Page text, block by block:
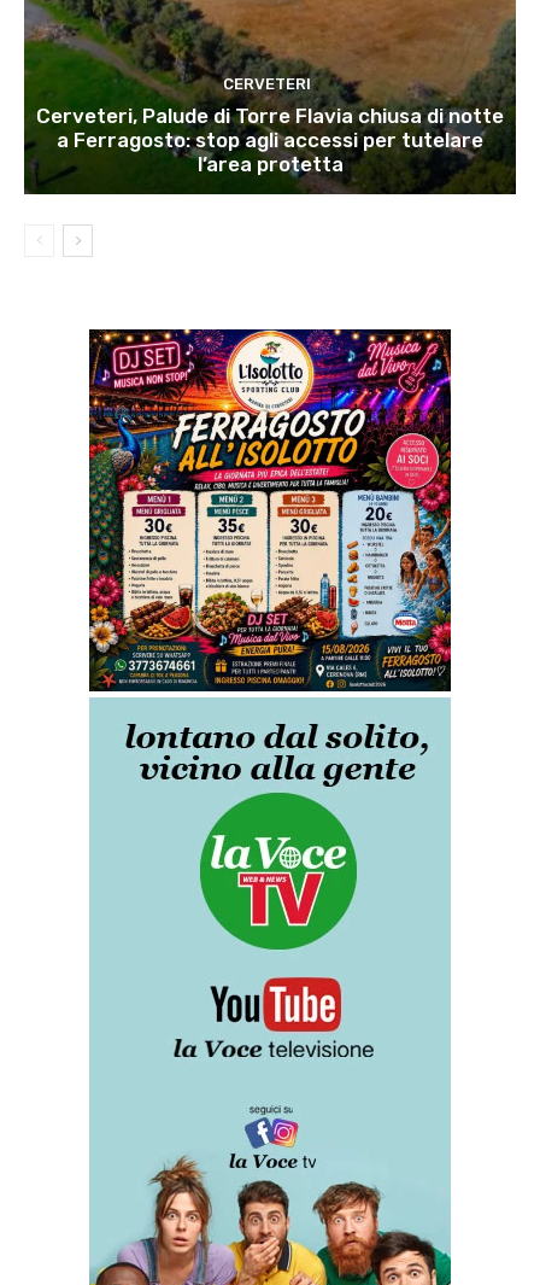
CERVETERI
Cerveteri, Palude di Torre Flavia chiusa di notte
a Ferragosto: stop agli accessi per tutelare
l’area protetta